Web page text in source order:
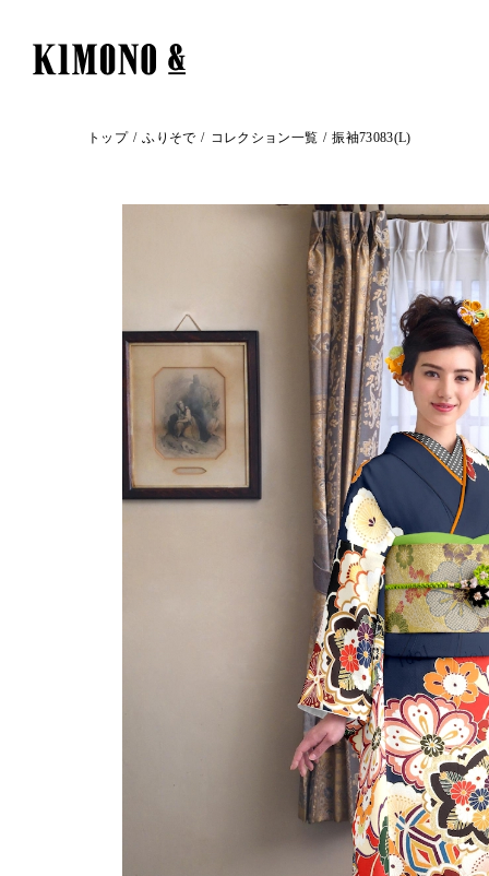
トップ ふりそで コレクション一覧 振袖73083(L)